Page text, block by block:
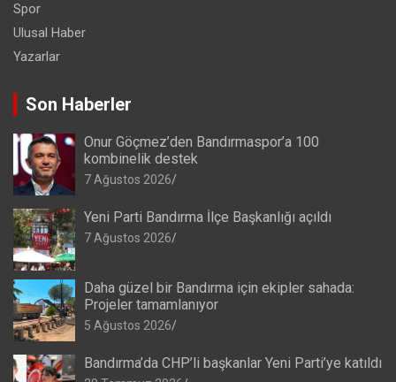
Spor
Ulusal Haber
Yazarlar
Son Haberler
Onur Göçmez’den Bandırmaspor’a 100
kombinelik destek
7 Ağustos 2026
Yeni Parti Bandırma İlçe Başkanlığı açıldı
7 Ağustos 2026
Daha güzel bir Bandırma için ekipler sahada:
Projeler tamamlanıyor
5 Ağustos 2026
Bandırma’da CHP’li başkanlar Yeni Parti’ye katıldı